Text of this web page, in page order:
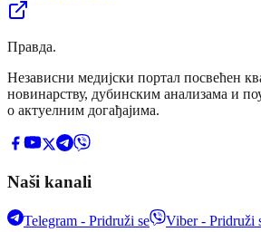
Правда.
Независни медијски портал посвећен
новинарству, дубинским анализама и
о актуелним догађајима.
Naši kanali
Telegram - Pridruži se Viber - Pridruži